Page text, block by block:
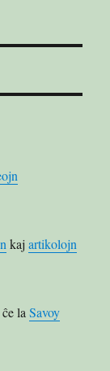
kajartikolojn
ĉe laSavoy